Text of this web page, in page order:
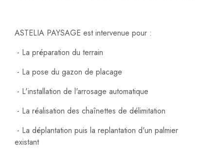
ASTELIA PAYSAGE est intervenue pour :
- La préparation du terrain
- La pose du gazon de placage
- L'installation de l'arrosage automatique
- La réalisation des chaînettes de délimitation
- La déplantation puis la replantation d'un palmier
existant